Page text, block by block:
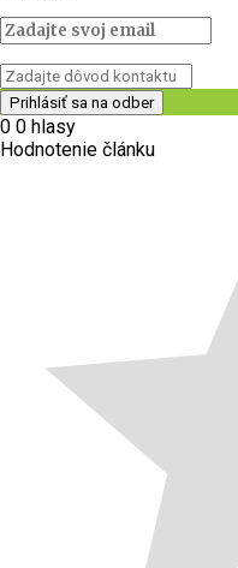
0 0 hlasy
Hodnotenie článku